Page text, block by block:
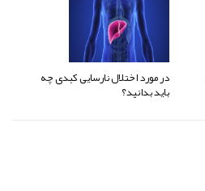
در مورد اختلال نارسایی کبدی چه
باید بدانید؟